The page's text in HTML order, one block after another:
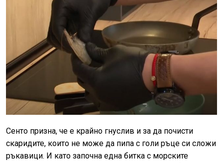
Сенто призна, че е крайно гнуслив и за да почисти
скаридите, които не може да пипа с голи ръце си сложи
ръкавици. И като започна една битка с морските